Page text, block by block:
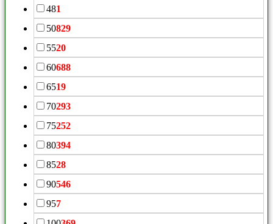
481
50829
5520
60688
6519
70293
75252
80394
8528
90546
957